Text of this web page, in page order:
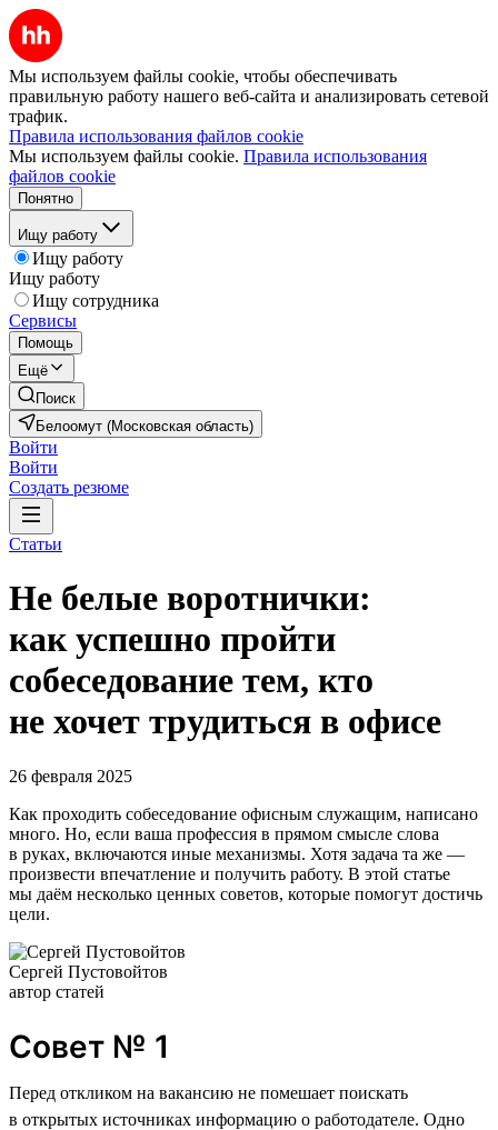
Мы используем файлы cookie, чтобы обеспечивать
правильную работу нашего веб-сайта и анализировать сетевой
трафик.
Правила использования файлов cookie
Мы используем файлы cookie. Правила использования
файлов cookie
Понятно
Ищу работу
Ищу работу
Ищу работу
Ищу сотрудника
Сервисы
Помощь
Ещё
Поиск
Белоомут (Московская область)
Войти
Войти
Создать резюме
Статьи
Не белые воротнички:
как успешно пройти
собеседование тем, кто
не хочет трудиться в офисе
26 февраля 2025
Как проходить собеседование офисным служащим, написано
много. Но, если ваша профессия в прямом смысле слова
в руках, включаются иные механизмы. Хотя задача та же —
произвести впечатление и получить работу. В этой статье
мы даём несколько ценных советов, которые помогут достичь
цели.
Сергей Пустовойтов
автор статей
Совет № 1
Перед откликом на вакансию не помешает поискать
в открытых источниках информацию о работодателе. Одно